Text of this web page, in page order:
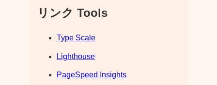
リンク Tools
Type Scale
Lighthouse
PageSpeed Insights